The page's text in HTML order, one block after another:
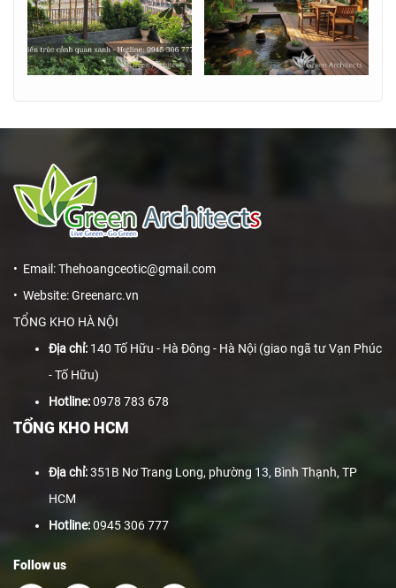
• Email: Thehoangceotic@gmail.com
• Website: Greenarc.vn
TỔNG KHO HÀ NỘI
Địa chỉ: 140 Tố Hữu - Hà Đông - Hà Nội (giao ngã tư Vạn Phúc
- Tố Hữu)
Hotline:0978 783 678
TỔNG KHO HCM
Địa chỉ:351B Nơ Trang Long, phường 13, Bình Thạnh, TP
HCM
Hotline:0945 306 777
Follow us